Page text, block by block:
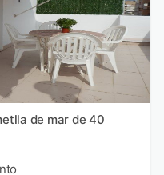
de mar de 40